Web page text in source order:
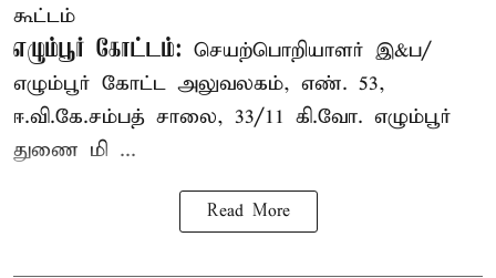
கூட்டம்
எழும்பூர் கோட்டம்: செயற்பொறியாளர் இ&ப/
எழும்பூர் கோட்ட அலுவலகம், எண். 53,
ஈ.வி.கே.சம்பத் சாலை, 33/11 கி.வோ. எழும்பூர்
துணை மி ...
Read More